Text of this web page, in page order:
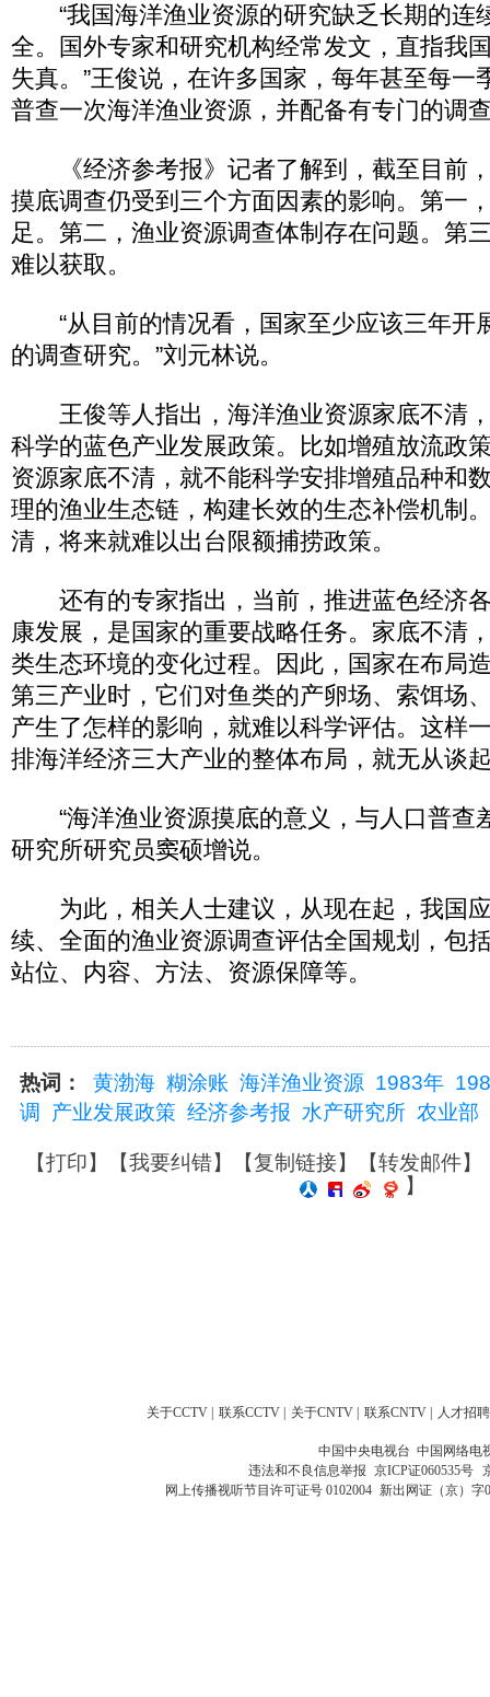
“我国海洋渔业资源的研究缺乏长期的连
全。国外专家和研究机构经常发文，直指我
失真。”王俊说，在许多国家，每年甚至每一
普查一次海洋渔业资源，并配备有专门的调
《经济参考报》记者了解到，截至目前
摸底调查仍受到三个方面因素的影响。第一
足。第二，渔业资源调查体制存在问题。第
难以获取。
“从目前的情况看，国家至少应该三年开
的调查研究。”刘元林说。
王俊等人指出，海洋渔业资源家底不清
科学的蓝色产业发展政策。比如增殖放流政
资源家底不清，就不能科学安排增殖品种和
理的渔业生态链，构建长效的生态补偿机制
清，将来就难以出台限额捕捞政策。
还有的专家指出，当前，推进蓝色经济
康发展，是国家的重要战略任务。家底不清
类生态环境的变化过程。因此，国家在布局
第三产业时，它们对鱼类的产卵场、索饵场
产生了怎样的影响，就难以科学评估。这样
排海洋经济三大产业的整体布局，就无从谈
“海洋渔业资源摸底的意义，与人口普查
研究所研究员窦硕增说。
为此，相关人士建议，从现在起，我国
续、全面的渔业资源调查评估全国规划，包
站位、内容、方法、资源保障等。
热词： 黄渤海 糊涂账 海洋渔业资源 1983年
调
产业发展政策 经济参考报 水产研究所 农业部
【打印】【我要纠错】【复制链接】【转发邮件】
】
关于CCTV 联系CCTV 关于CNTV 联系CNTV 人才招聘
中国中央电视台 中国网络电
违法和不良信息举报 京ICP证060535号
网上传播视听节目许可证号 0102004 新出网证（京）